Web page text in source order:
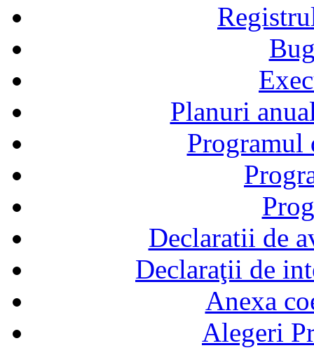
Planuri
Declaratii de
Declaraţii de
Anexa
Alegeri